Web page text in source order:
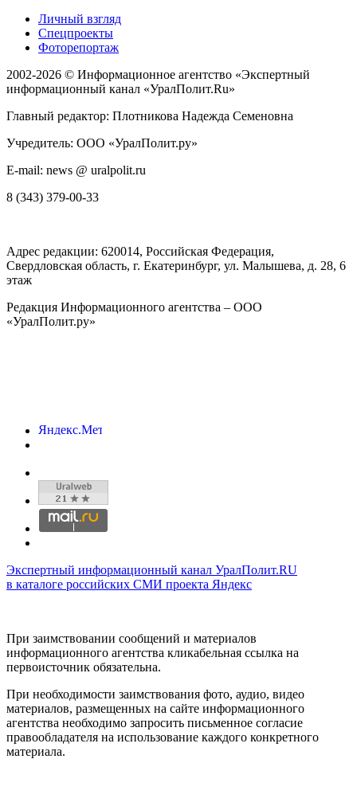
Личный взгляд
Спецпроекты
Фоторепортаж
2002-2026 © Информационное агентство «Экспертный
информационный канал «УралПолит.Ru»
Главный редактор: Плотникова Надежда Семеновна
Учредитель: ООО «УралПолит.ру»
E-mail: news @ uralpolit.ru
8 (343) 379-00-33
Адрес редакции: 620014, Российская Федерация,
Свердловская область, г. Екатеринбург, ул. Малышева, д. 28, 6
этаж
Редакция Информационного агентства – ООО
«УралПолит.ру»
Экспертный информационный канал УралПолит.RU
в каталоге российских СМИ проекта Яндекс
При заимствовании сообщений и материалов
информационного агентства кликабельная ссылка на
первоисточник обязательна.
При необходимости заимствования фото, аудио, видео
материалов, размещенных на сайте информационного
агентства необходимо запросить письменное согласие
правообладателя на использование каждого конкретного
материала.